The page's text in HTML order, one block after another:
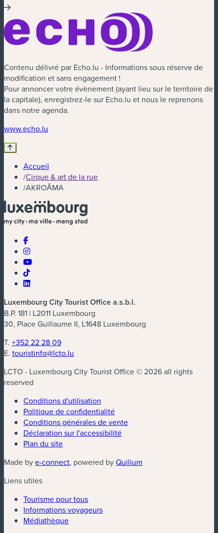
Contenu délivré par Echo.lu - Informations sous réserve de
modification et sans engagement !
Pour annoncer votre évènement (ayant lieu sur le territoire de
la capitale), enregistrez-le sur Echo.lu et nous le reprenons
dans notre agenda.
www.echo.lu
Accueil
/Cirque & art de la rue
/AKROĀMA
Luxembourg City Tourist Office a.s.b.l.
B.P. 181 | L2011 Luxembourg
30, Place Guillaume II, L1648 Luxembourg
T. +352 22 28 09
E. touristinfo@lcto.lu
LCTO - Luxembourg City Tourist Office © 2026 all rights
reserved
Conditions d'utilisation
Politique de confidentialité
Conditions générales de vente
Déclaration sur l'accessibilité
Plan du site
Made bye-connect(nouvelle fenêtre)
, powered byQuilium
Liens utiles
Tourisme pour tous
Informations voyageurs
Médiathèque